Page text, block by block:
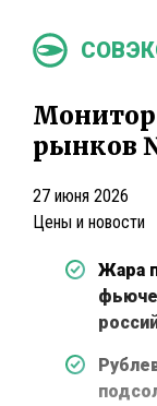
Монитор
рынков
27 июня 2026
Цены и новости
Жара